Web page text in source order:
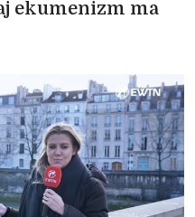
ekumenizm ma